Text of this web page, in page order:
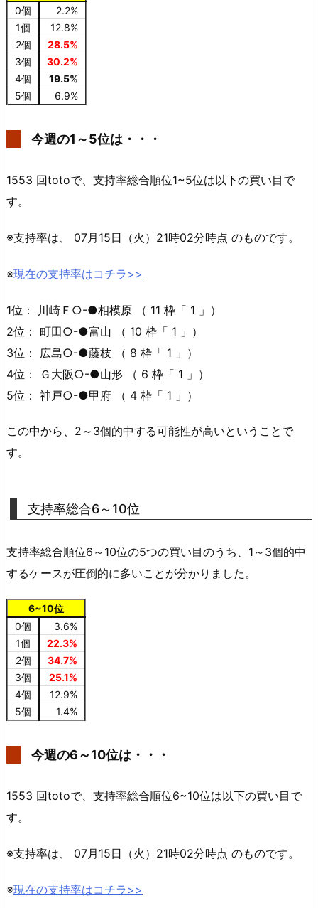
0個
2.2%
1個
12.8%
2個
28.5%
3個
30.2%
4個
19.5%
5個
6.9%
今週の1～5位は・・・
1553 回totoで、支持率総合順位1~5位は以下の買い目で
す。
※支持率は、 07月15日（火）21時02分時点 のものです。
※現在の支持率はコチラ>>
1位： 川崎Ｆ○-●相模原 （ 11 枠「 1 」）
2位： 町田○-●富山 （ 10 枠「 1 」）
3位： 広島○-●藤枝 （ 8 枠「 1 」）
4位： Ｇ大阪○-●山形 （ 6 枠「 1 」）
5位： 神戸○-●甲府 （ 4 枠「 1 」）
この中から、2～3個的中する可能性が高いということで
す。
支持率総合6～10位
支持率総合順位6～10位の5つの買い目のうち、1～3個的中
するケースが圧倒的に多いことが分かりました。
6~10位
0個
3.6%
1個
22.3%
2個
34.7%
3個
25.1%
4個
12.9%
5個
1.4%
今週の6～10位は・・・
1553 回totoで、支持率総合順位6~10位は以下の買い目で
す。
※支持率は、 07月15日（火）21時02分時点 のものです。
※現在の支持率はコチラ>>